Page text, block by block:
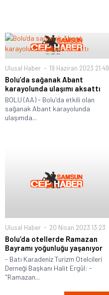
Ulusal Haber 19 Haziran 2023 21:49
Bolu’da sağanak Abant
karayolunda ulaşımı aksattı
BOLU (AA) - Bolu'da etkili olan
sağanak Abant karayolunda
ulaşımda...
Ulusal Haber 20 Nisan 2023 13:23
Bolu’da otellerde Ramazan
Bayramı yoğunluğu yaşanıyor
- Batı Karadeniz Turizm Otelcileri
Derneği Başkanı Halit Ergül: -
"Ramazan...